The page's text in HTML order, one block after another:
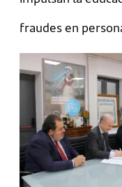
fraudes en